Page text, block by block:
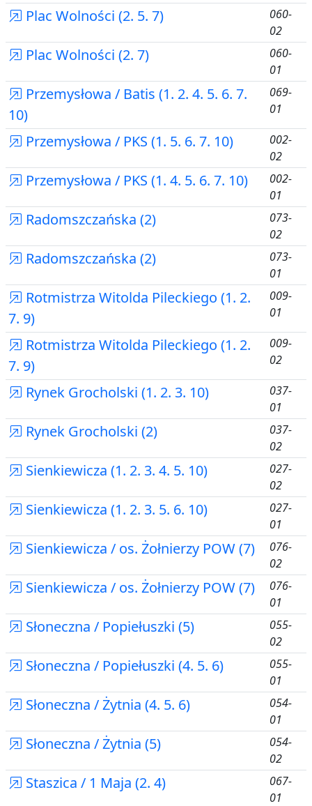
Plac Wolności (2. 5. 7)
060-
02
Plac Wolności (2. 7)
060-
01
Przemysłowa / Batis (1. 2. 4. 5. 6. 7.
10)
069-
01
Przemysłowa / PKS (1. 5. 6. 7. 10)
002-
02
Przemysłowa / PKS (1. 4. 5. 6. 7. 10)
002-
01
Radomszczańska (2)
073-
02
Radomszczańska (2)
073-
01
Rotmistrza Witolda Pileckiego (1. 2.
7. 9)
009-
01
Rotmistrza Witolda Pileckiego (1. 2.
7. 9)
009-
02
Rynek Grocholski (1. 2. 3. 10)
037-
01
Rynek Grocholski (2)
037-
02
Sienkiewicza (1. 2. 3. 4. 5. 10)
027-
02
Sienkiewicza (1. 2. 3. 5. 6. 10)
027-
01
Sienkiewicza / os. Żołnierzy POW (7)
076-
02
Sienkiewicza / os. Żołnierzy POW (7)
076-
01
Słoneczna / Popiełuszki (5)
055-
02
Słoneczna / Popiełuszki (4. 5. 6)
055-
01
Słoneczna / Żytnia (4. 5. 6)
054-
01
Słoneczna / Żytnia (5)
054-
02
Staszica / 1 Maja (2. 4)
067-
01